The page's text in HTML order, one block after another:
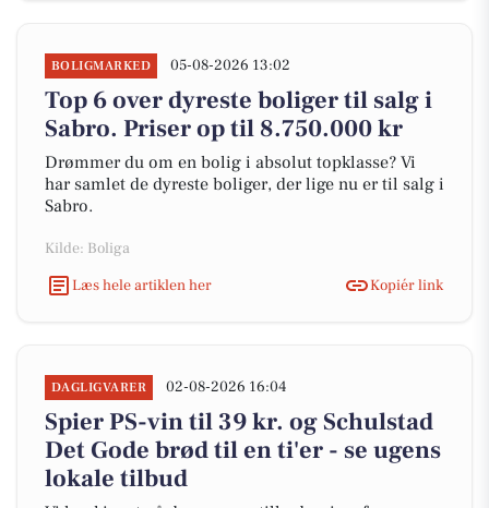
BOLIGMARKED 05-08-2026 13:02
Top 6 over dyreste boliger til salg i
Sabro. Priser op til 8.750.000 kr
Drømmer du om en bolig i absolut topklasse? Vi
har samlet de dyreste boliger, der lige nu er til salg i
Sabro.
Kilde: Boliga
Læs hele artiklen her
Kopiér link
DAGLIGVARER 02-08-2026 16:04
Spier PS-vin til 39 kr. og Schulstad
Det Gode brød til en ti'er - se ugens
lokale tilbud